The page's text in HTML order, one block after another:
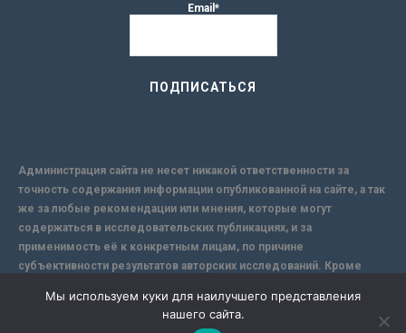
Email*
Администрация сайта не несет никакой ответственности за
точность содержания информации опубликованной на сайте, а так
же за любые рекомендации или мнения, которые могут
содержаться в исследовательских публикациях, и за
применимость её к конкретным лицам, по причине
субъективности результатов авторских исследований. Кроме
надежной защиты информации, Сайт не несет ответственности за
Мы используем куки для наилучшего представления
нашего сайта.